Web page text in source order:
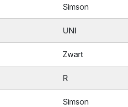
Simson
UNI
Zwart
R
Simson